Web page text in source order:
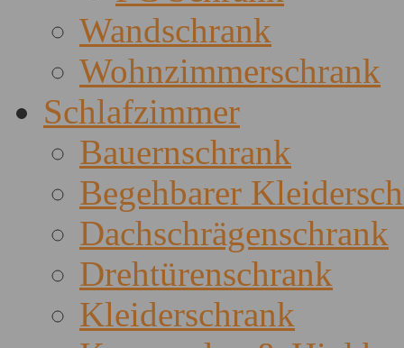
Wandschrank
Wohnzimmerschrank
Schlafzimmer
Bauernschrank
Begehbarer
Dachschrägenschrank
Drehtürenschrank
Kleiderschrank